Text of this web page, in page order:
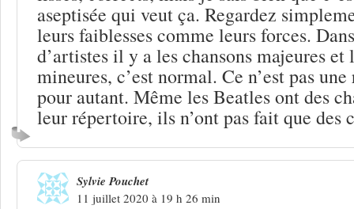
aseptisée qui veut ça. Regardez
leurs faiblesses comme leurs forces.
d’artistes il y a les chansons majeures et
mineures, c’est normal. Ce n’est pas
pour autant. Même les Beatles ont des
leur répertoire, ils n’ont pas fait que des
Sylvie Pouchet
11 juillet 2020 à 19 h 26 min